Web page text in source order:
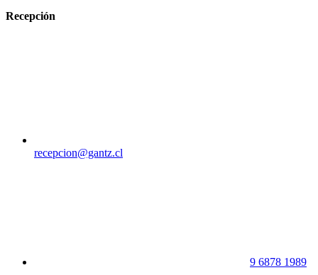
Recepción
recepcion@gantz.cl
9 6878 1989